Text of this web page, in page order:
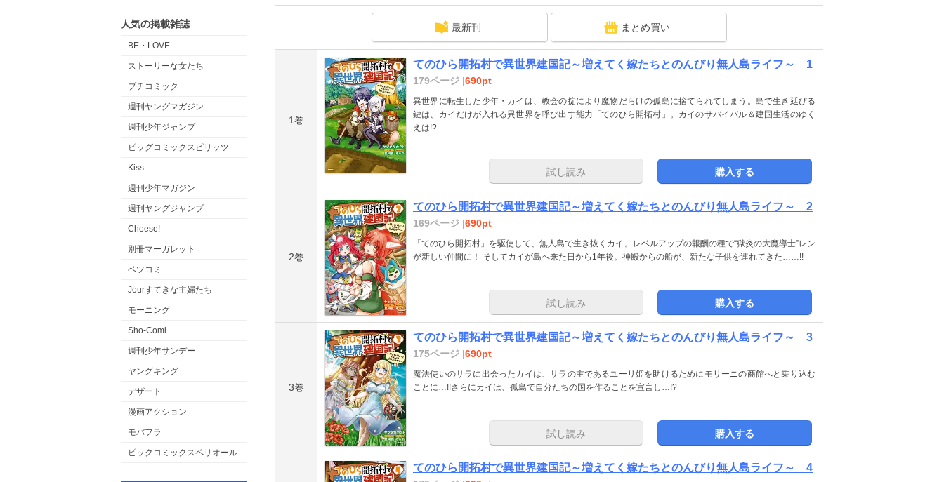
人気の掲載雑誌
BE・LOVE
ストーリーな女たち
プチコミック
週刊ヤングマガジン
週刊少年ジャンプ
ビッグコミックスピリッツ
Kiss
週刊少年マガジン
週刊ヤングジャンプ
Cheese!
別冊マーガレット
ベツコミ
Jourすてきな主婦たち
モーニング
Sho-Comi
週刊少年サンデー
ヤングキング
デザート
漫画アクション
モバフラ
ビックコミックスペリオール
最新刊 まとめ買い
1巻
てのひら開拓村で異世界建国記～増えてく嫁たちとのんびり無人島ライフ～ 1
179ページ |690pt
異世界に転生した少年・カイは、教会の掟により魔物だらけの孤島に捨てられてしまう。島で生き延びる
鍵は、カイだけが入れる異世界を呼び出す能力「てのひら開拓村」。カイのサバイバル＆建国生活のゆく
えは!?
試し読み 購入する
2巻
てのひら開拓村で異世界建国記～増えてく嫁たちとのんびり無人島ライフ～ 2
169ページ |690pt
「てのひら開拓村」を駆使して、無人島で生き抜くカイ。レベルアップの報酬の種で“獄炎の大魔導士”レン
が新しい仲間に！ そしてカイが島へ来た日から1年後。神殿からの船が、新たな子供を連れてきた……!!
試し読み 購入する
3巻
てのひら開拓村で異世界建国記～増えてく嫁たちとのんびり無人島ライフ～ 3
175ページ |690pt
魔法使いのサラに出会ったカイは、サラの主であるユーリ姫を助けるためにモリーニの商館へと乗り込む
ことに…!!さらにカイは、孤島で自分たちの国を作ることを宣言し…!?
試し読み 購入する
てのひら開拓村で異世界建国記～増えてく嫁たちとのんびり無人島ライフ～ 4